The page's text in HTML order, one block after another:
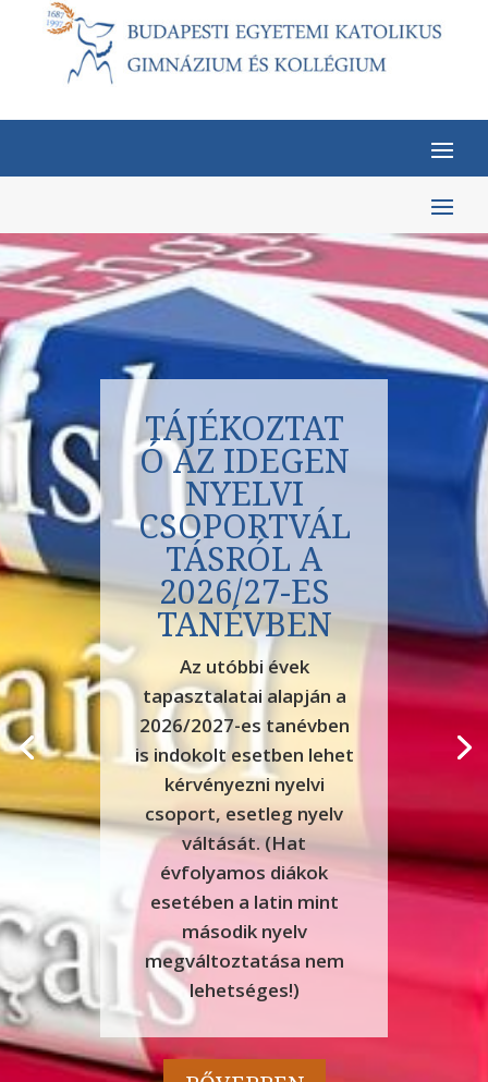
TÁJÉKOZTAT
Ó AZ IDEGEN
NYELVI
CSOPORTVÁL
TÁSRÓL A
2026/27-ES
TANÉVBEN
Az utóbbi évek
tapasztalatai alapján a
2026/2027-es tanévben
is indokolt esetben lehet
kérvényezni nyelvi
csoport, esetleg nyelv
váltását. (Hat
évfolyamos diákok
esetében a latin mint
második nyelv
megváltoztatása nem
lehetséges!)
NÉPTÁNC AZ
EKG-BAN
Néptánc az EKG-ban
Kedves Szülők, Diákok!
Iskolánkban régóta
működik a Fürgettyű
Néptáncegyüttes, mely
heti egy alkalommal, 8-9.
órában próbál az ének
teremben. Jó hangulat,
összetartó csapat
jellemez minket, minden
évben fellépünk iskolánk
Művészeti Napjain,...